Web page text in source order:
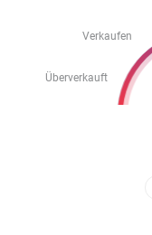
Verkaufen
Überverkauft